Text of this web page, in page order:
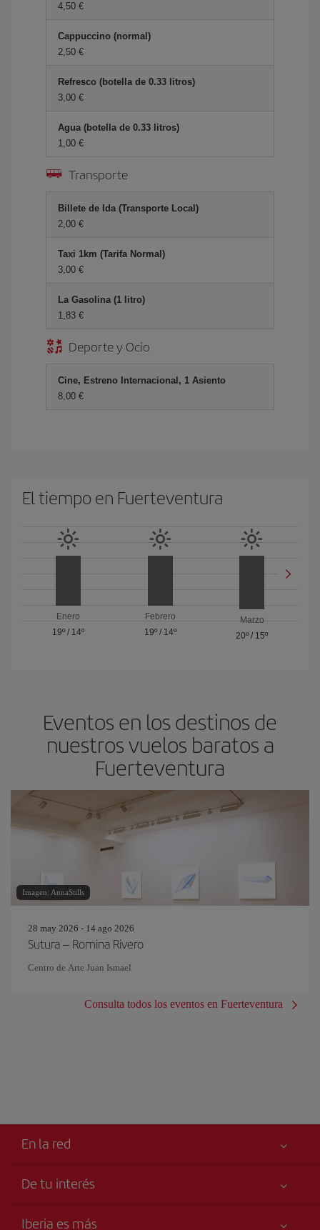
4,50 €
Cappuccino (normal)
2,50 €
Refresco (botella de 0.33 litros)
3,00 €
Agua (botella de 0.33 litros)
1,00 €
Transporte
Billete de Ida (Transporte Local)
2,00 €
Taxi 1km (Tarifa Normal)
3,00 €
La Gasolina (1 litro)
1,83 €
Deporte y Ocio
Cine, Estreno Internacional, 1 Asiento
8,00 €
El tiempo en Fuerteventura
Enero
19º/ 14º
Febrero
19º/ 14º
Marzo
20º / 15º
Eventos en los destinos de
nuestros vuelos baratos a
Fuerteventura
Imagen: AnnaStills
28 may 2026 - 14 ago 2026
Sutura – Romina Rivero
Centro de Arte Juan Ismael
Consulta todos los eventos en Fuerteventura
En la red
De tu interés
Iberia es más